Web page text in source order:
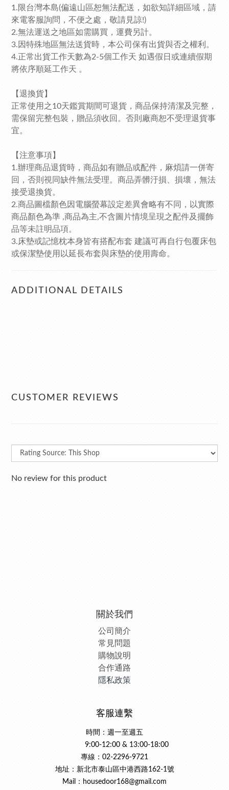
1.限台灣本島(偏遠山區恕無法配送，如欲知詳細區域，請
來電客服詢問，不便之處，敬請見諒!)
2.無法運送之地區如需購買，運費另計。
3.因特殊地區無法送貨時，本公司保有出貨與否之權利。
4.正常出貨工作天數為2-5個工作天 如遇假日或連續假期
將依序順延工作天 。
【退換貨】
正常使用之10天鑑賞期間可退貨，商品保持清潔及完整，
需保留完整包裝，贈品須收回。否則廠商恕不受理退貨事
宜。
【注意事項】
1.辦理商品退貨時，商品如有贈品或配件，麻煩請一併寄
回，否則視同缺件無法受理。商品弄髒汙損、損壞，無法
接受退換貨。
2.商品圖檔顏色因電腦螢幕設定差異會略有不同，以實際
商品顏色為準 ,商品為主,不含圖片情境呈現之配件及擺飾
品等未註明品項。
3.床墊或記憶枕本身皆有搭配布套 建議可再自行包覆床包
或保潔墊使用以延長布套與床墊的使用壽命。
ADDITIONAL DETAILS
CUSTOMER REVIEWS
No review for this product
關於我們
公司簡介
常見問題
購物說明
合作通路
隱私政策
客服連繫
時間：週一至週五
9:00-12:00 & 13:00-18:00
專線：02-2296-9721
地址：新北市泰山區中港西路162-1號
Mail：housedoor168@gmail.com